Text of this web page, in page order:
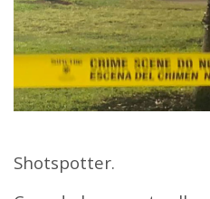
Shotspotter.